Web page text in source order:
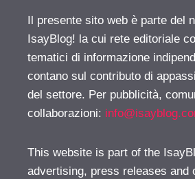
Il presente sito web è parte del
IsayBlog! la cui rete editoriale
tematici di informazione
contano sul contributo di
del settore. Per pubblicità,
collaborazioni:
This website is part of the
advertising, press releases and